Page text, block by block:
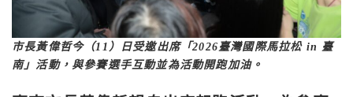
市長黃偉哲今（11）日受邀出席「2026臺灣國際馬拉松 in 臺
南」活動，與參賽選手互動並為活動開跑加油。